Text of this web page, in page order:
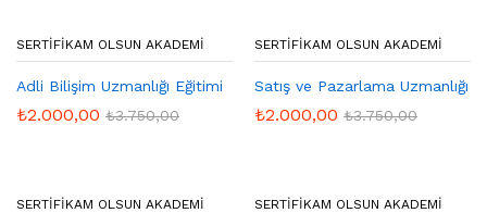
SERTIFIKAM OLSUN AKADEMI
Adli Bilişim Uzmanlığı Eğitimi
₺2.000,00 ₺3.750,00
SERTIFIKAM OLSUN AKADEMI
Satış ve Pazarlama Uzmanlığı
₺2.000,00 ₺3.750,00
SERTIFIKAM OLSUN AKADEMI SERTIFIKAM OLSUN AKADEMI